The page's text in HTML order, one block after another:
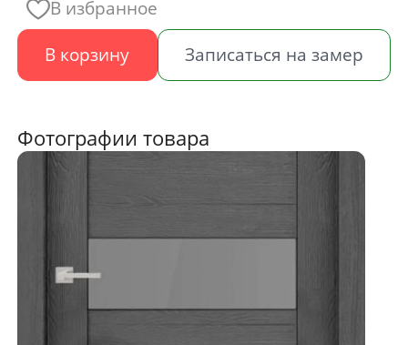
В избранное
В корзину
Записаться на замер
Фотографии товара